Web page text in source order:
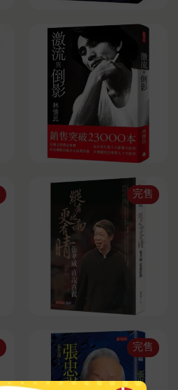
完售
完售